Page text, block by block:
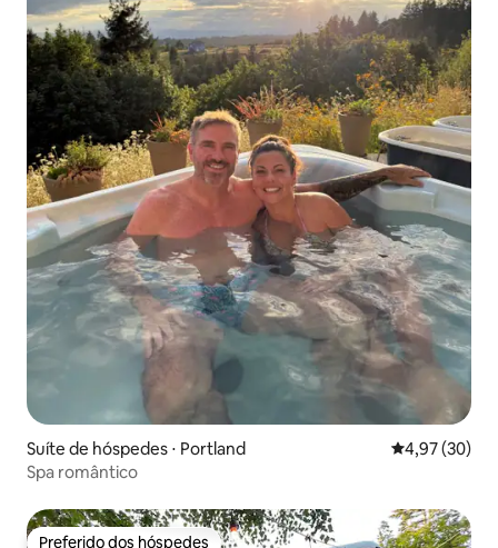
Suíte de hóspedes ⋅ Portland 4,97 de uma
4,97 (30)
Spa romântico
Preferido dos hóspedes